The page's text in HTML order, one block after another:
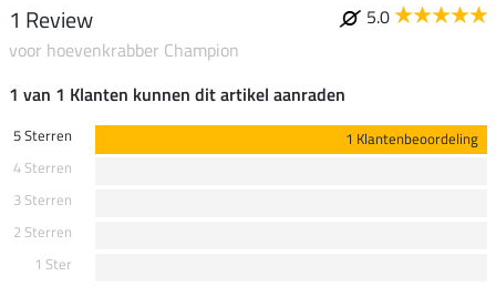
1 Review
5.0
voor hoevenkrabber Champion
1 van 1 Klanten kunnen dit artikel aanraden
5 Sterren
1 Klantenbeoordeling
4 Sterren
3 Sterren
2 Sterren
1 Ster